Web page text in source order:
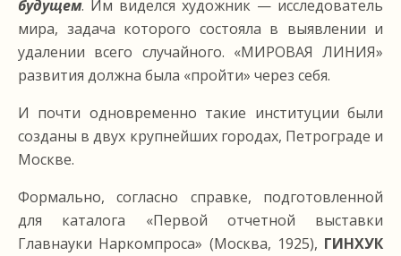
будущем. Им виделся художник — исследователь
мира, задача которого состояла в выявлении и
удалении всего случайного. «МИРОВАЯ ЛИНИЯ»
развития должна была «пройти» через себя.
И почти одновременно такие институции были
созданы в двух крупнейших городах, Петрограде и
Москве.
Формально, согласно справке, подготовленной
для каталога «Первой отчетной выставки
Главнауки Наркомпроса» (Москва, 1925), ГИНХУК